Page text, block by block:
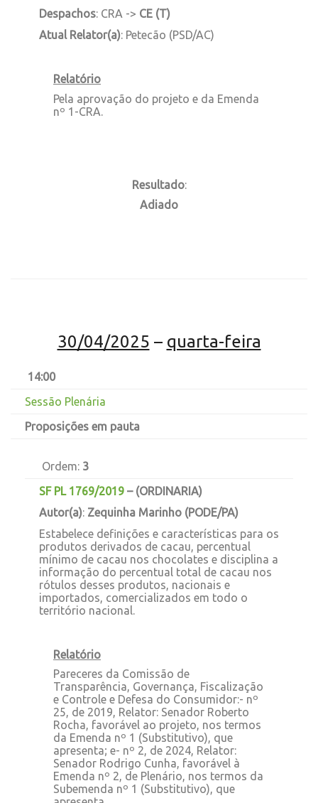
Despachos: CRA -> CE (T)
Atual Relator(a): Petecão (PSD/AC)
Relatório
Pela aprovação do projeto e da Emenda
nº 1-CRA.
Resultado:
Adiado
30/04/2025 – quarta-feira
14:00
Sessão Plenária
Proposições em pauta
Ordem: 3
SF PL 1769/2019 – (ORDINARIA)
Autor(a): Zequinha Marinho (PODE/PA)
Estabelece definições e características para os
produtos derivados de cacau, percentual
mínimo de cacau nos chocolates e disciplina a
informação do percentual total de cacau nos
rótulos desses produtos, nacionais e
importados, comercializados em todo o
território nacional.
Relatório
Pareceres da Comissão de
Transparência, Governança, Fiscalização
e Controle e Defesa do Consumidor:- nº
25, de 2019, Relator: Senador Roberto
Rocha, favorável ao projeto, nos termos
da Emenda nº 1 (Substitutivo), que
apresenta; e- nº 2, de 2024, Relator:
Senador Rodrigo Cunha, favorável à
Emenda nº 2, de Plenário, nos termos da
Subemenda nº 1 (Substitutivo), que